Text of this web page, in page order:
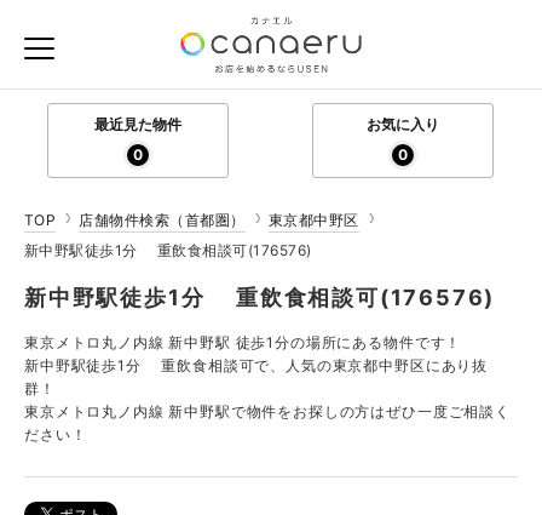
最近見た物件
0
お気に入り
0
TOP 店舗物件検索（首都圏）
東京都中野区
新中野駅徒歩1分 重飲食相談可(176576)
新中野駅徒歩1分 重飲食相談可(176576)
東京メトロ丸ノ内線 新中野駅 徒歩1分の場所にある物件です！
新中野駅徒歩1分 重飲食相談可で、人気の東京都中野区にあり抜
群！
東京メトロ丸ノ内線 新中野駅で物件をお探しの方はぜひ一度ご相談く
ださい！